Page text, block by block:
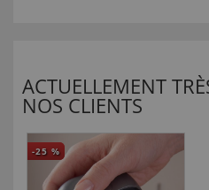
ACTUELLEMENT
NOS CLIENTS
-25 %